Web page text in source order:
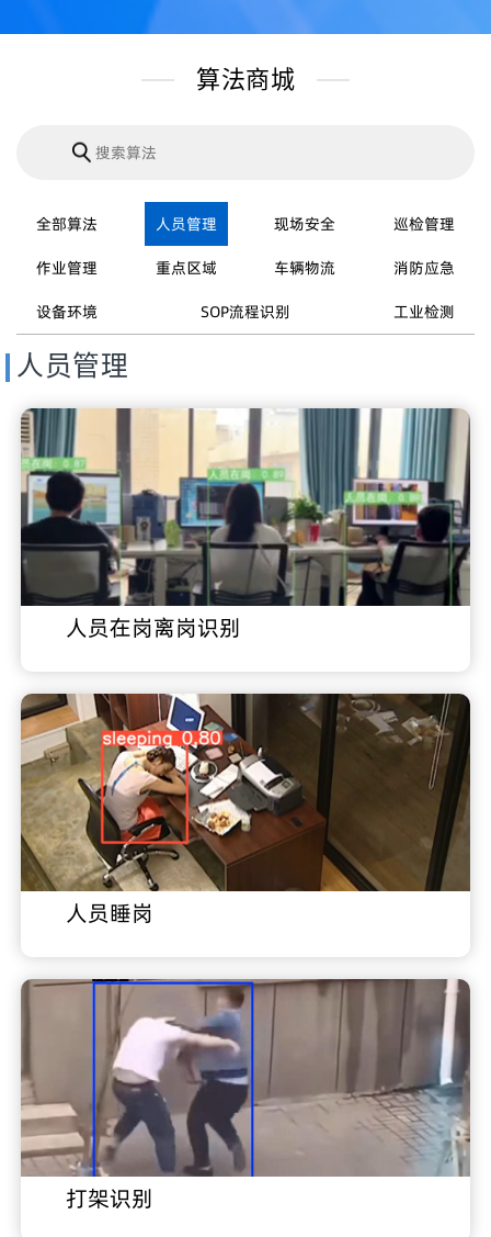
算法商城
全部算法 人员管理 现场安全
巡检管理
作业管理
重点区域 车辆物流
消防应急
设备环境
SOP流程识别 工业检测
人员管理
人员在岗离岗识别
人员睡岗
打架识别